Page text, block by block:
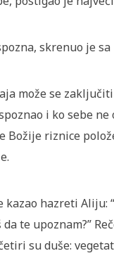
skrenuo je
može se
i ko sebe
Božije riznice
kazao hazreti Aliju:
te upoznam?”
su duše: